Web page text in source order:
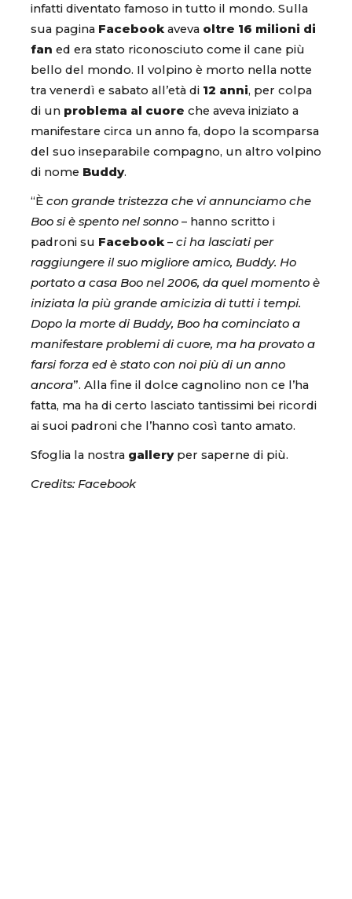
infatti diventato famoso in tutto il mondo. Sulla
sua pagina Facebook aveva oltre 16 milioni di
fan ed era stato riconosciuto come il cane più
bello del mondo. Il volpino è morto nella notte
tra venerdì e sabato all’età di 12 anni, per colpa
di un problema al cuore che aveva iniziato a
manifestare circa un anno fa, dopo la scomparsa
del suo inseparabile compagno, un altro volpino
di nome Buddy.
“È con grande tristezza che vi annunciamo che
Boo si è spento nel sonno – hanno scritto i
padroni su Facebook – ci ha lasciati per
raggiungere il suo migliore amico, Buddy. Ho
portato a casa Boo nel 2006, da quel momento è
iniziata la più grande amicizia di tutti i tempi.
Dopo la morte di Buddy, Boo ha cominciato a
manifestare problemi di cuore, ma ha provato a
farsi forza ed è stato con noi più di un anno
ancora”. Alla fine il dolce cagnolino non ce l’ha
fatta, ma ha di certo lasciato tantissimi bei ricordi
ai suoi padroni che l’hanno così tanto amato.
Sfoglia la nostra galleryper saperne di più.
Credits: Facebook